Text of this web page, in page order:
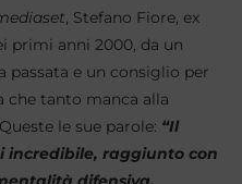
, Stefano Fiore, ex
primi anni 2000, da un
passata e un consiglio per
che tanto manca alla
le sue parole: “Il
incredibile, raggiunto con